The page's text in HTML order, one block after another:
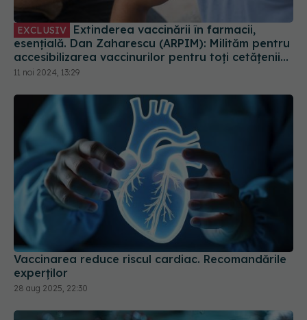
EXCLUSIV
esențială. Dan Zaharescu (ARPIM): Milităm pentru
accesibilizarea vaccinurilor pentru toți cetățenii
României
11 noi 2024, 13:29
Vaccinarea reduce riscul cardiac. Recomandările
experților
28 aug 2025, 22:30